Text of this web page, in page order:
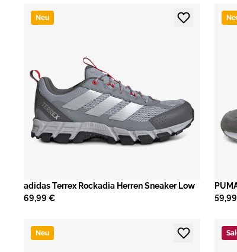
Neu
adidas Terrex Rockadia Herren Sneaker Low
69,99 €
Neu